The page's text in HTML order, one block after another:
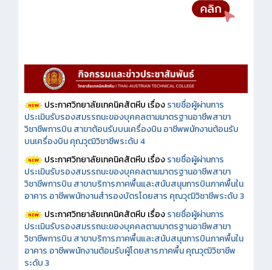
ประกาศวิทยาลัยเทคนิคสัตหีบ เรื่องรายชื่อผู้ผ่านการ
ประเมินรับรองสมรรถนะของบุคคลตามมาตรฐานอาชีพสาขา
วิชาชีพการบิน สาขาต้อนรับบนเครื่องบิน อาชีพพนักงานต้อนรับ
บนเครื่องบิน คุณวุฒิวิชาชีพระดับ 4
ประกาศวิทยาลัยเทคนิคสัตหีบ เรื่องรายชื่อผู้ผ่านการ
ประเมินรับรองสมรรถนะของบุคคลตามมาตรฐานอาชีพสาขา
วิชาชีพการบิน สาขาบริการภาคพื้นและสนับสนุนการบินภาคพื้นใน
อาคาร อาชีพพนักงานสำรองบัตรโดยสาร คุณวุฒิวิชาชีพระดับ 3
ประกาศวิทยาลัยเทคนิคสัตหีบ เรื่องรายชื่อผู้ผ่านการ
ประเมินรับรองสมรรถนะของบุคคลตามมาตรฐานอาชีพสาขา
วิชาชีพการบิน สาขาบริการภาคพื้นและสนับสนุนการบินภาคพื้นใน
อาคาร อาชีพพนักงานต้อนรับผู้โดยสารภาคพื้น คุณวุฒิวิชาชีพ
ระดับ 3